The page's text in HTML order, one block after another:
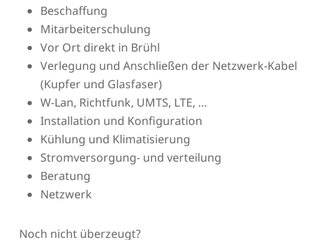
Beschaffung
Mitarbeiterschulung
Vor Ort direkt in Brühl
Verlegung und Anschließen der Netzwerk-Kabel
(Kupfer und Glasfaser)
W-Lan, Richtfunk, UMTS, LTE, …
Installation und Konfiguration
Kühlung und Klimatisierung
Stromversorgung- und verteilung
Beratung
Netzwerk
Noch nicht überzeugt?